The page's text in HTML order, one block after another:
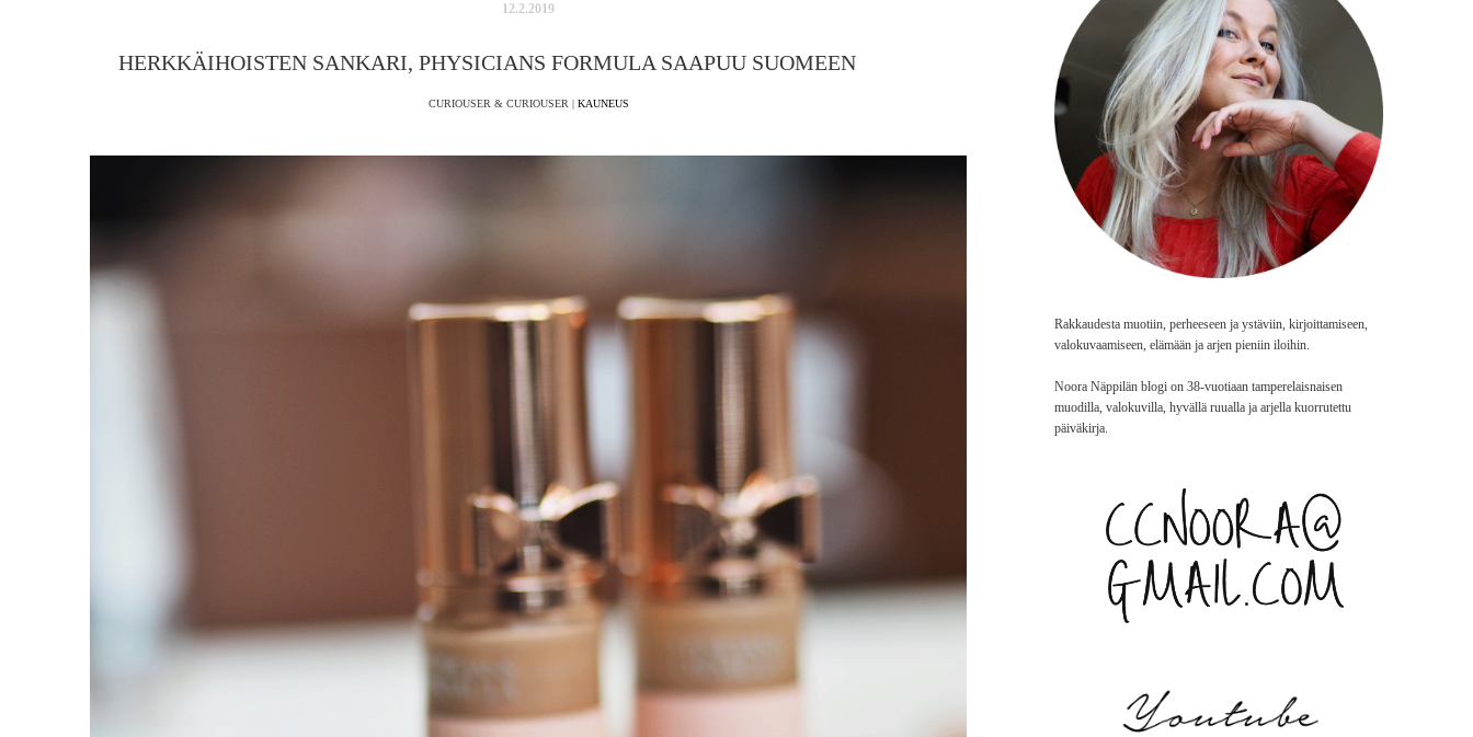
12.2.2019
HERKKÄIHOISTEN SANKARI, PHYSICIANS FORMULA SAAPUU SUOMEEN
CURIOUSER & CURIOUSER | KAUNEUS
Rakkaudesta muotiin, perheeseen ja ystäviin, kirjoittamiseen,
valokuvaamiseen, elämään ja arjen pieniin iloihin.
Noora Näppilän blogi on 38-vuotiaan tamperelaisnaisen
muodilla, valokuvilla, hyvällä ruualla ja arjella kuorrutettu
päiväkirja.